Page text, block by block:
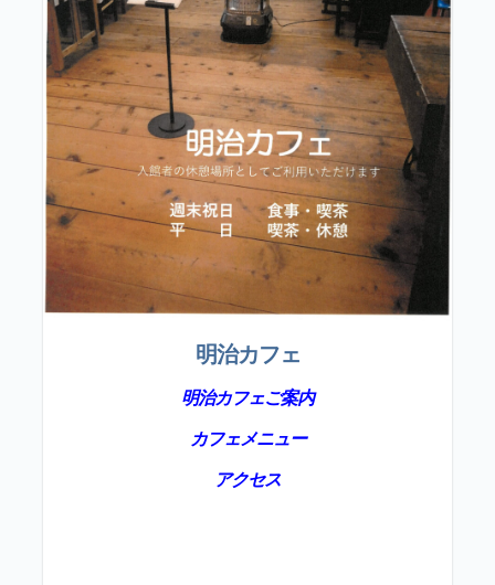
明治カフェ
明治カフェご案内
カフェメニュー
アクセス